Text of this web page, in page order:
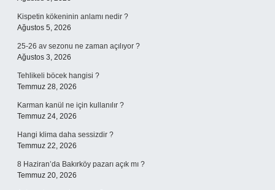
Kispetin kökeninin anlamı nedir ?
Ağustos 5, 2026
25-26 av sezonu ne zaman açılıyor ?
Ağustos 3, 2026
Tehlikeli böcek hangisi ?
Temmuz 28, 2026
Karman kanül ne için kullanılır ?
Temmuz 24, 2026
Hangi klima daha sessizdir ?
Temmuz 22, 2026
8 Haziran’da Bakırköy pazarı açık mı ?
Temmuz 20, 2026